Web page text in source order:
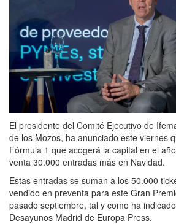
El presidente del Comité Ejecutivo de
de los Mozos, ha anunciado este viernes
Fórmula 1 que acogerá la capital en el
venta 30.000 entradas más en Navidad.
Estas entradas se suman a los 50.000
vendido en preventa para este Gran
pasado septiembre, tal y como ha
Desayunos Madrid de Europa Press.